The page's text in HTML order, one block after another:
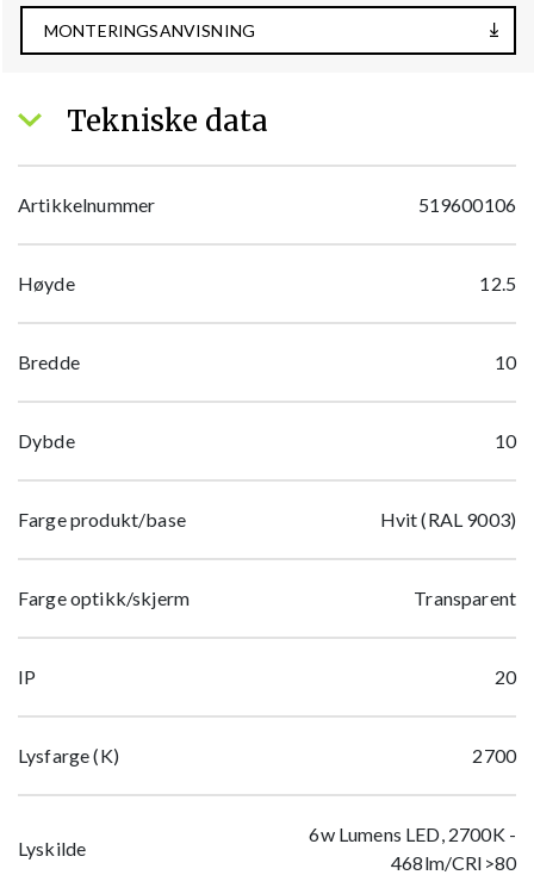
MONTERINGSANVISNING
Tekniske data
Artikkelnummer 519600106
Høyde 12.5
Bredde 10
Dybde 10
Farge produkt/base Hvit (RAL 9003)
Farge optikk/skjerm Transparent
IP 20
Lysfarge (K) 2700
Lyskilde
6w Lumens LED, 2700K -
468lm/CRI>80